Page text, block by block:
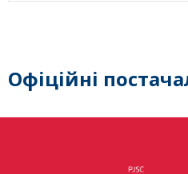
Офіційні